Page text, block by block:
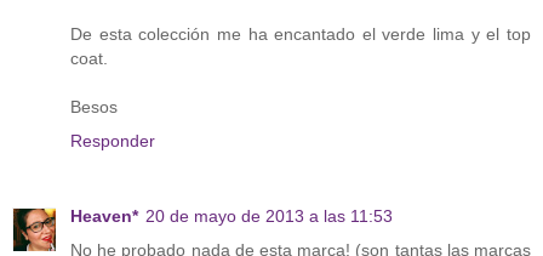
De esta colección me ha encantado el verde lima y el top
coat.
Besos
Responder
Heaven* 20 de mayo de 2013 a las 11:53
No he probado nada de esta marca! (son tantas las marcas